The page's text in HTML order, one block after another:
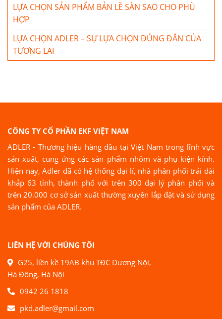
LỰA CHỌN SẢN PHẨM BẢN LỀ SÀN SAO CHO PHÙ
HỢP
LỰA CHỌN ADLER – SỰ LỰA CHỌN ĐÚNG ĐẮN CỦA
TƯƠNG LAI
CÔNG TY CỔ PHẦN EKF VIỆT NAM
ADLER - Thương hiệu hàng đầu tại Việt Nam trong lĩnh vực
sản xuất, cung ứng các sản phẩm nhôm và phụ kiện kính.
Hiện nay, Adler đã có hệ thống đại lí, nhà phân phối trải dài
khắp 63 tỉnh, thành phố với trên 300 đại lý phân phối và
trên 20.000 cơ sở sản xuất thường xuyên lắp đặt và sử dụng
sản phẩm của ADLER.
LIÊN HỆ VỚI CHÚNG TÔI
G25, liền kề 19AB khu TĐC Dương Nội,
Hà Đông, Hà Nội
0942 26 1818
pkd.adler@gmail.com